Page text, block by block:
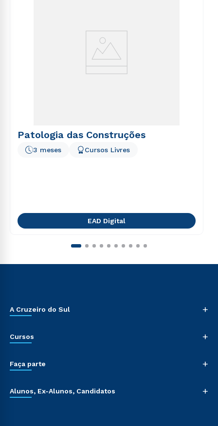
Patologia das Construções
3 meses Cursos Livres
EAD Digital
A Cruzeiro do Sul +
Cursos +
Faça parte +
Alunos, Ex-Alunos, Candidatos +